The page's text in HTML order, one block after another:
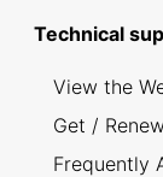
Technical
View the
Get /
Frequently